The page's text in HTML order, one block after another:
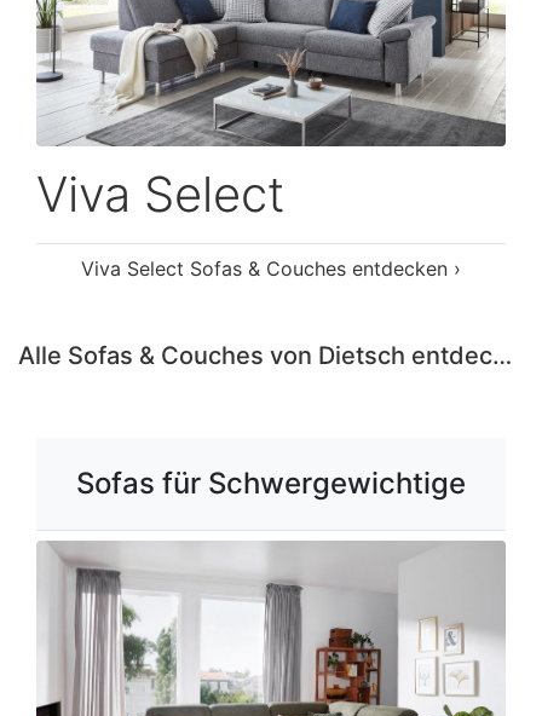
Viva Select
Viva Select Sofas & Couches entdecken ›
Alle Sofas & Couches von Dietsch entdecken ›
Sofas für Schwergewichtige